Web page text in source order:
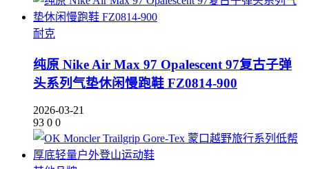
耐克
纯原 Nike Air Max 97 Opalescent 97复古子弹
头系列气垫休闲慢跑鞋 FZ0814-900
2026-03-21
93 0 0